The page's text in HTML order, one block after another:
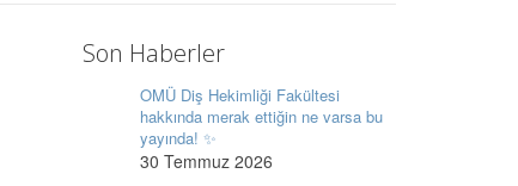
Son Haberler
OMÜ Diş Hekimliği Fakültesi
hakkında merak ettiğin ne varsa bu
yayında! ✨
30 Temmuz 2026